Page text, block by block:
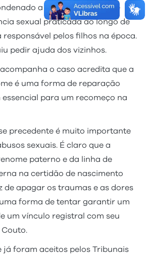
a mais de 30 anos de
sexual praticada ao longo de
responsável pelos filhos na época.
pedir ajuda dos vizinhos.
o caso acredita que a
é uma forma de reparação
essencial para um recomeço na
precedente é muito importante
sexuais. É claro que a
paterno e da linha de
na certidão de nascimento
de apagar os traumas e as dores
forma de tentar garantir um
um vínculo registral com seu
Couto.
já foram aceitos pelos Tribunais